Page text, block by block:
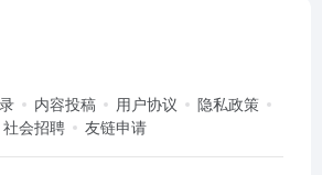
内容投稿 用户协议
隐私政策
社会招聘
友链申请